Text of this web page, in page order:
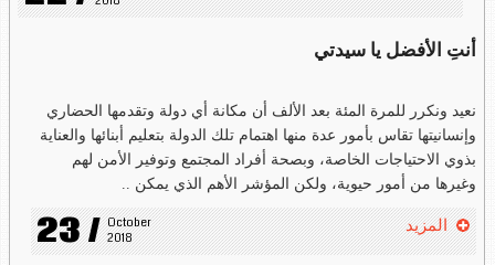
أنتِ الأفضل يا سيدتي
نعيد ونكرر للمرة المئة بعد الألف أن مكانة أي دولة وتقدمها الحضاري
وإنسانيتها تقاس بأمور عدة منها اهتمام تلك الدولة بتعليم أبنائها والعناية
بذوي الاحتياجات الخاصة، وبصحة أفراد المجتمع وتوفير الأمن لهم
وغيرها من أمور حيوية، ولكن المؤشر الأهم الذي يمكن ..
23 / October
2018
المزيد